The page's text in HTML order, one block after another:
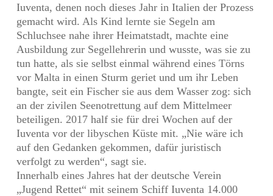
Iuventa, denen noch dieses Jahr in Italien der Prozess
gemacht wird. Als Kind lernte sie Segeln am
Schluchsee nahe ihrer Heimatstadt, machte eine
Ausbildung zur Segellehrerin und wusste, was sie zu
tun hatte, als sie selbst einmal während eines Törns
vor Malta in einen Sturm geriet und um ihr Leben
bangte, seit ein Fischer sie aus dem Wasser zog: sich
an der zivilen Seenotrettung auf dem Mittelmeer
beteiligen. 2017 half sie für drei Wochen auf der
Iuventa vor der libyschen Küste mit. „Nie wäre ich
auf den Gedanken gekommen, dafür juristisch
verfolgt zu werden“, sagt sie.
Innerhalb eines Jahres hat der deutsche Verein
„Jugend Rettet“ mit seinem Schiff Iuventa 14.000